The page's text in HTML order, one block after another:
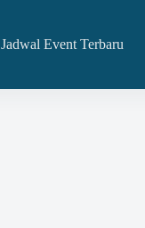
Jadwal Event Terbaru